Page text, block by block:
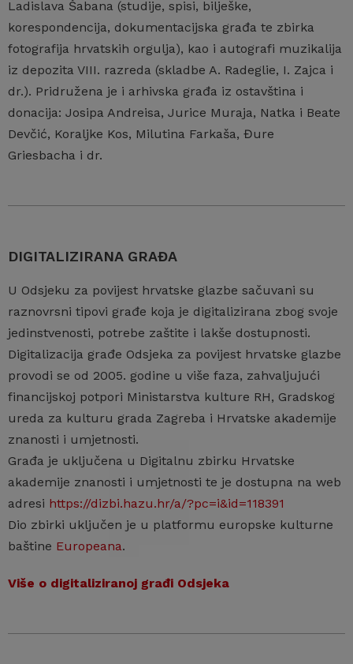
Ladislava Šabana (studije, spisi, bilješke,
korespondencija, dokumentacijska građa te zbirka
fotografija hrvatskih orgulja), kao i autografi muzikalija
iz depozita VIII. razreda (skladbe A. Radeglie, I. Zajca i
dr.). Pridružena je i arhivska građa iz ostavština i
donacija: Josipa Andreisa, Jurice Muraja, Natka i Beate
Devčić, Koraljke Kos, Milutina Farkaša, Đure
Griesbacha i dr.
DIGITALIZIRANA GRAĐA
U Odsjeku za povijest hrvatske glazbe sačuvani su
raznovrsni tipovi građe koja je digitalizirana zbog svoje
jedinstvenosti, potrebe zaštite i lakše dostupnosti.
Digitalizacija građe Odsjeka za povijest hrvatske glazbe
provodi se od 2005. godine u više faza, zahvaljujući
financijskoj potpori Ministarstva kulture RH, Gradskog
ureda za kulturu grada Zagreba i Hrvatske akademije
znanosti i umjetnosti.
Građa je uključena u Digitalnu zbirku Hrvatske
akademije znanosti i umjetnosti te je dostupna na web
adresi https://dizbi.hazu.hr/a/?pc=i&id=118391
Dio zbirki uključen je u platformu europske kulturne
baštine Europeana.
Više o digitaliziranoj građi Odsjeka